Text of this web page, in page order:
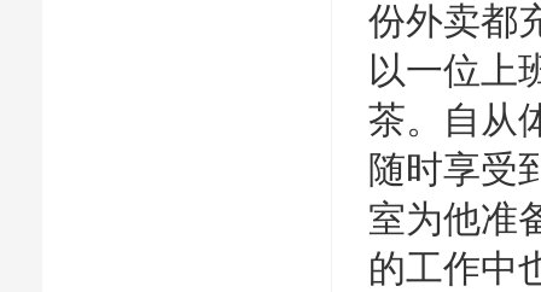
份外卖都
以一位上
茶。自从
随时享受
室为他准
的工作中